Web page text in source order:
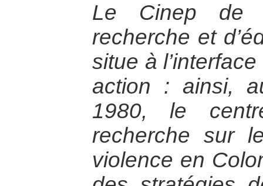
Le Cinep de
recherche et
situe à
action : ainsi,
1980, le
recherche sur
violence en